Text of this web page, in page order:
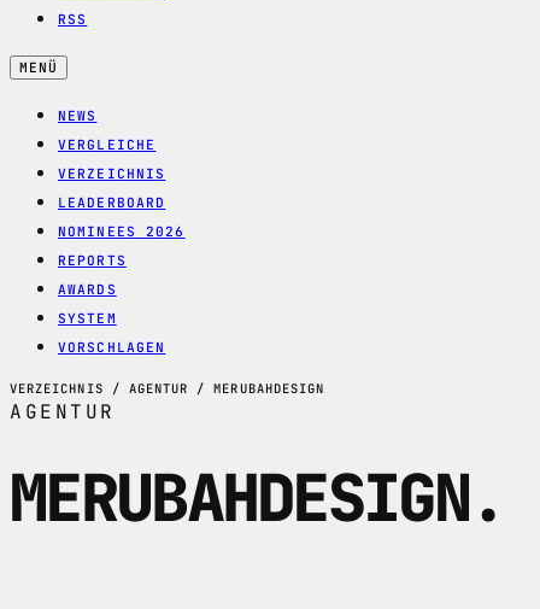
RSS
MENÜ
NEWS
VERGLEICHE
VERZEICHNIS
LEADERBOARD
NOMINEES 2026
REPORTS
AWARDS
SYSTEM
VORSCHLAGEN
VERZEICHNIS / AGENTUR / MERUBAHDESIGN
AGENTUR
MERUBAHDESIGN.